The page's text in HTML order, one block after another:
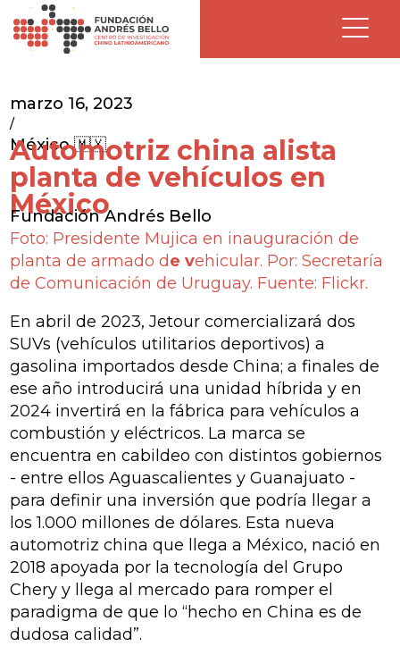
marzo 16, 2023
/
México 🇲🇽
Automotriz china alista
planta de vehículos en
México
Fundación Andrés Bello
Foto: Presidente Mujica en inauguración de
planta de armado de vehicular. Por: Secretaría
de Comunicación de Uruguay. Fuente: Flickr.
En abril de 2023, Jetour comercializará dos
SUVs (vehículos utilitarios deportivos) a
gasolina importados desde China; a finales de
ese año introducirá una unidad híbrida y en
2024 invertirá en la fábrica para vehículos a
combustión y eléctricos. La marca se
encuentra en cabildeo con distintos gobiernos
- entre ellos Aguascalientes y Guanajuato -
para definir una inversión que podría llegar a
los 1.000 millones de dólares. Esta nueva
automotriz china que llega a México, nació en
2018 apoyada por la tecnología del Grupo
Chery y llega al mercado para romper el
paradigma de que lo “hecho en China es de
dudosa calidad”.